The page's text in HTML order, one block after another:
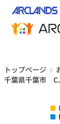
ッ
プ
アークホーム
施工事例
平日9
トップページ
千葉県千葉市